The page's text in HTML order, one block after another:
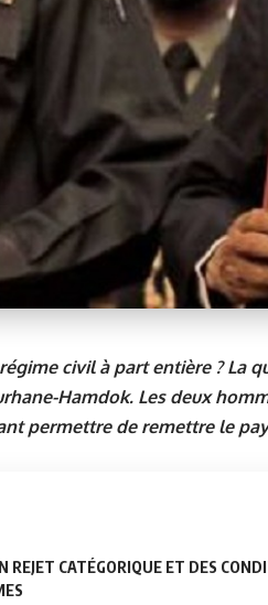
civil à part entière ? La
Hamdok. Les deux
permettre de remettre le
REJET CATÉGORIQUE ET DES